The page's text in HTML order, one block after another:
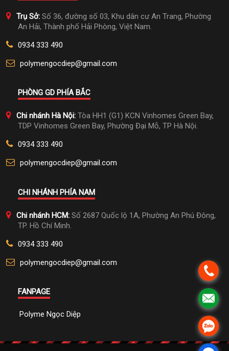
Trụ Sở:Số 36, đường số 03, Khu dân cư An Trang, Phường
An Hải, Thành phố Hải Phòng, Việt Nam.
0934 333 490
polymengocdiep@gmail.com
PHÒNG GD PHÍA BẮC
Chi nhánh Hà Nội: Tòa HH1 (G1) KCN Vinhomes Green Bay,
TDP Vinhomes Green Bay, Phường Đại Mỗ, TP Hà Nội.
0934 333 490
polymengocdiep@gmail.com
CHI NHÁNH PHÍA NAM
Chi nhánh HCM: Số 2687 Quốc lộ 1A, Phường An Phú Đông,
TP. Hồ Chí Minh.
0934 333 490
polymengocdiep@gmail.com
FANPAGE
Polyme Ngọc Diệp